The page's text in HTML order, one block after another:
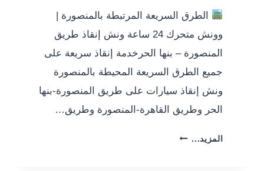
الطرق السريعة المرتبطة بالمنصورة |
وونش متحرك 24 ساعة ونش إنقاذ طريق
المنصورة – بنها الحرخدمة إنقاذ سريعة على
جميع الطرق السريعة المحيطة بالمنصورة
ونش إنقاذ سيارات على طريق المنصورة-بنها
الحر وطريق القاهرة-المنصورة وطريق…
المزيد... ونش